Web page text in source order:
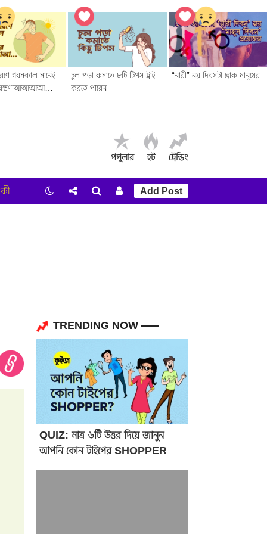
গরমকাল মানেই
চুল পড়া কমাতে ৮টি টিপস ট্রাই
করতে পারেন
“নারী” নয় দিবসটা হোক মানুষের
পপুলার হট ট্রেন্ডিং
Add Post
TRENDING NOW
QUIZ: মাত্র ৬টি উত্তর দিয়ে জানুন
আপনি কোন টাইপের SHOPPER